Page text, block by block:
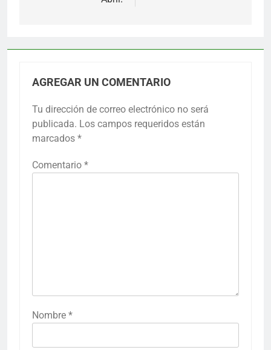
AGREGAR UN COMENTARIO
Tu dirección de correo electrónico no será
publicada. Los campos requeridos están
marcados *
Comentario *
Nombre *